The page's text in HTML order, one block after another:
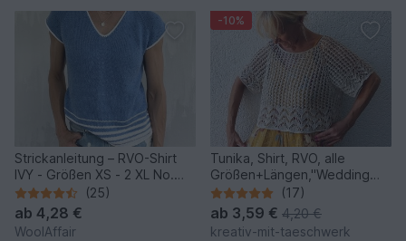
Strickanleitung – RVO-Shirt
IVY - Größen XS - 2 XL No.
250
(25)
ab 4,28 €
WoolAffair
-10%
Tunika, Shirt, RVO, alle
Größen+Längen,"Wedding
Day"
(17)
ab 3,59 € 4,20 €
kreativ-mit-taeschwerk